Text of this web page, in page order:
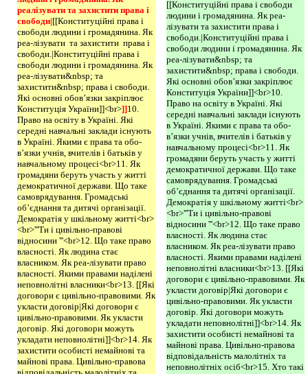
реалізувати та захистити права і
свободи|[[Конституційні права і
свободи людини і громадянина. Як
реа-лізувати та захистити права і
свободи.|Конституційні права і
свободи людини і громадянина. Як
реа-лізувати&nbsp; та
захистити&nbsp; права і свободи.
Які основні обов’язки закріплює
Конституція України]]<br>]]10.
Право на освіту в Україні. Які
середні навчальні заклади існують
в Україні. Якими є права та обо-
в’язки учнів, вчителів і батьків у
навчальному процесі<br>11. Як
громадяни беруть участь у житті
демократичної держави. Що таке
самоврядування. Громадські
об’єднання та дитячі організації.
Демократія у шкільному житті<br>
<br>'''Ти і цивільно-правові
відносини '''<br>12. Що таке право
власності. Як людина стає
власником. Як реа-лізувати право
власності. Якими правами наділені
неповнолітні власники<br>13. [[Які
договори є цивільно-правовими. Як
укласти договір|Які договори є
цивільно-правовими. Як укласти
договір. Які договори можуть
укладати неповнолітні]]<br>14. Як
захистити особисті немайнові та
майнові права. Цивільно-правова
[[Конституційні права і свободи
людини і громадянина. Як реа-
лізувати та захистити права і
свободи.|Конституційні права і
свободи людини і громадянина. Як
реа-лізувати&nbsp; та
захистити&nbsp; права і свободи.
Які основні обов’язки закріплює
Конституція України]]<br>10.
Право на освіту в Україні. Які
середні навчальні заклади існують
в Україні. Якими є права та обо-
в’язки учнів, вчителів і батьків у
навчальному процесі<br>11. Як
громадяни беруть участь у житті
демократичної держави. Що таке
самоврядування. Громадські
об’єднання та дитячі організації.
Демократія у шкільному житті<br>
<br>'''Ти і цивільно-правові
відносини '''<br>12. Що таке право
власності. Як людина стає
власником. Як реа-лізувати право
власності. Якими правами наділені
неповнолітні власники<br>13. [[Які
договори є цивільно-правовими. Як
укласти договір|Які договори є
цивільно-правовими. Як укласти
договір. Які договори можуть
укладати неповнолітні]]<br>14. Як
захистити особисті немайнові та
майнові права. Цивільно-правова
відповідальність малолітніх та
неповнолітніх осіб<br>15. Хто такі